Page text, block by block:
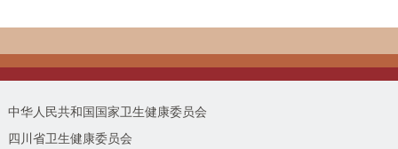
中华人民共和国国家卫生健康委员会
四川省卫生健康委员会